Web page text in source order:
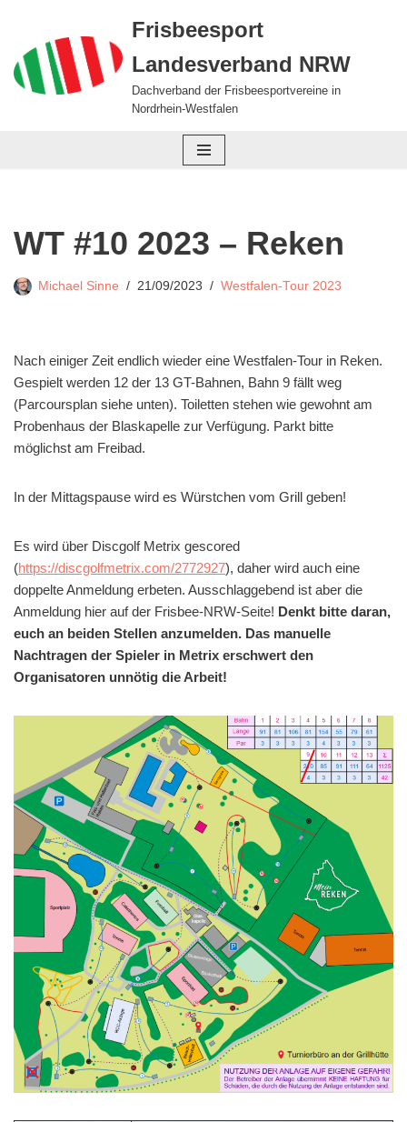
Zum
Inhalt
springen
Frisbeesport
Landesverband NRW
Dachverband der Frisbeesportvereine in
Nordrhein-Westfalen
WT #10 2023 – Reken
Michael Sinne 21/09/2023 Westfalen-Tour 2023
Nach einiger Zeit endlich wieder eine Westfalen-Tour in Reken.
Gespielt werden 12 der 13 GT-Bahnen, Bahn 9 fällt weg
(Parcoursplan siehe unten). Toiletten stehen wie gewohnt am
Probenhaus der Blaskapelle zur Verfügung. Parkt bitte
möglichst am Freibad.
In der Mittagspause wird es Würstchen vom Grill geben!
Es wird über Discgolf Metrix gescored
(https://discgolfmetrix.com/2772927), daher wird auch eine
doppelte Anmeldung erbeten. Ausschlaggebend ist aber die
Anmeldung hier auf der Frisbee-NRW-Seite! Denkt bitte daran,
euch an beiden Stellen anzumelden. Das manuelle
Nachtragen der Spieler in Metrix erschwert den
Organisatoren unnötig die Arbeit!